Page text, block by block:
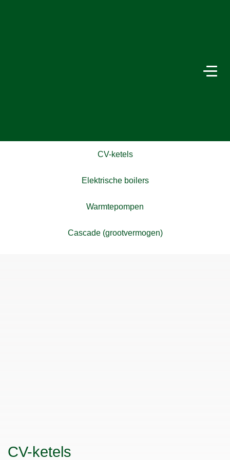
CV-ketels
Elektrische boilers
Warmtepompen
Cascade (grootvermogen)
CV-ketels